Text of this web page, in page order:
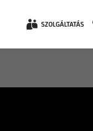
SZOLGÁLTATÁS